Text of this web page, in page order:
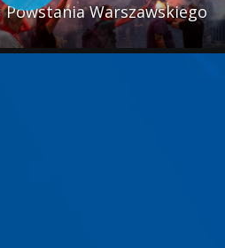
Warszawskiego